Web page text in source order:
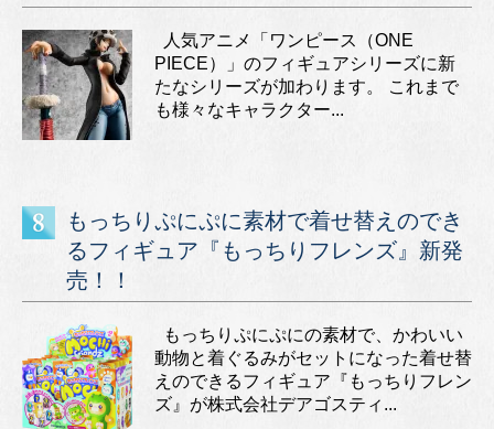
人気アニメ「ワンピース（ONE
PIECE）」のフィギュアシリーズに新
たなシリーズが加わります。 これまで
も様々なキャラクター...
もっちりぷにぷに素材で着せ替えのでき
るフィギュア『もっちりフレンズ』新発
売！！
もっちりぷにぷにの素材で、かわいい
動物と着ぐるみがセットになった着せ替
えのできるフィギュア『もっちりフレン
ズ』が株式会社デアゴスティ...